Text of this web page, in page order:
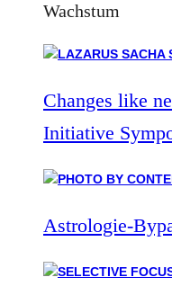
Wachstum
Changes like
Initiative
Astrologie-